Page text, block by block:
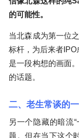
的可能性。
当北森成为第一位
标杆，为后来者
是一段构想的画面
的话题。
二、老生常谈的
另一个隐藏的暗流
题。但在当下这个